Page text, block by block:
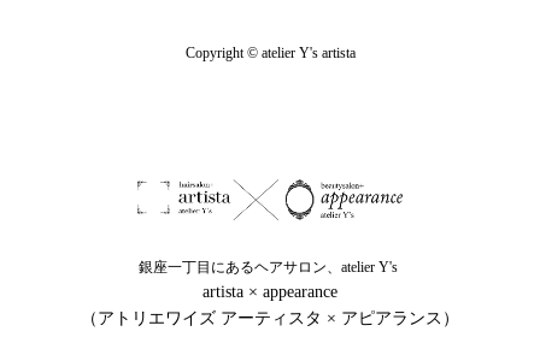
Copyright © atelier Y's artista
銀座一丁目にあるヘアサロン、atelier Y's
artista × appearance
（アトリエワイズ アーティスタ × アピアランス）